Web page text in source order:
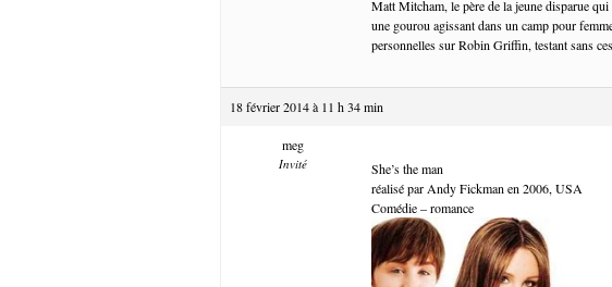
Matt Mitcham, le père de la jeune disparue
une gourou agissant dans un camp pour
personnelles sur Robin Griffin, testant sans
18 février 2014 à 11 h 34 min
meg
Invité
She’s the man
réalisé par Andy Fickman en 2006, USA
Comédie – romance